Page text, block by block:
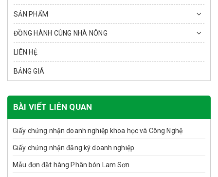
SẢN PHẨM
ĐỒNG HÀNH CÙNG NHÀ NÔNG
LIÊN HỆ
BẢNG GIÁ
BÀI VIẾT LIÊN QUAN
Giấy chứng nhận doanh nghiệp khoa học và Công Nghệ
Giấy chứng nhận đăng ký doanh nghiệp
Mẫu đơn đặt hàng Phân bón Lam Sơn